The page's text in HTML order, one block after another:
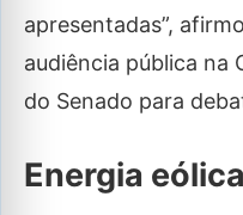
apresentadas”,
audiência pública na
do Senado para
Energia